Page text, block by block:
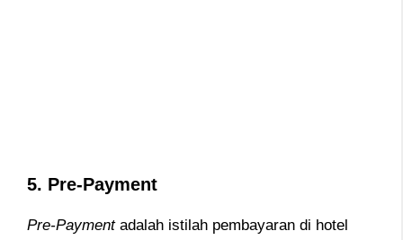
5. Pre-Payment
Pre-Paymentadalah istilah pembayaran di hotel